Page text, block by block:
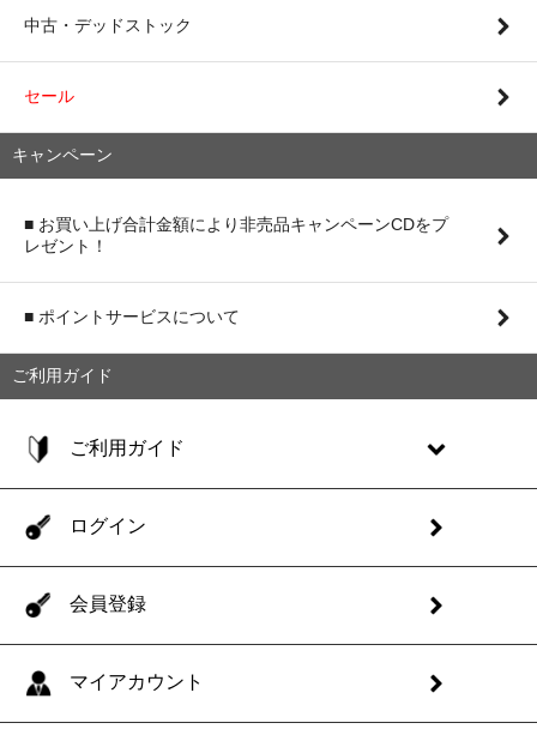
中古・デッドストック
セール
キャンペーン
■ お買い上げ合計金額により非売品キャンペーンCDをプ
レゼント！
■ ポイントサービスについて
ご利用ガイド
ご利用ガイド
ログイン
会員登録
マイアカウント